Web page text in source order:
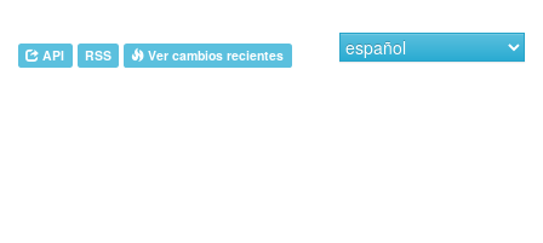
API RSS Ver cambios recientes